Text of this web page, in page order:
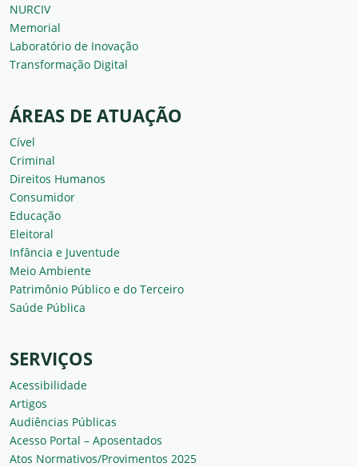
NURCIV
Memorial
Laboratório de Inovação
Transformação Digital
ÁREAS DE ATUAÇÃO
Cível
Criminal
Direitos Humanos
Consumidor
Educação
Eleitoral
Infância e Juventude
Meio Ambiente
Patrimônio Público e do Terceiro
Saúde Pública
SERVIÇOS
Acessibilidade
Artigos
Audiências Públicas
Acesso Portal – Aposentados
Atos Normativos/Provimentos 2025